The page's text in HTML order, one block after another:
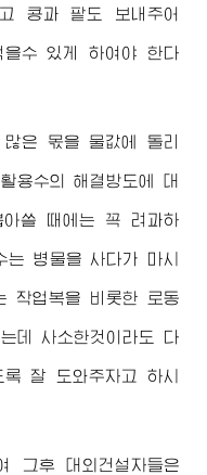
콩과 팥도 보내주어
을수 있게 하여야 한다
은 몫을 물값에 돌리
용수의 해결방도에 대
아쓸 때에는 꼭 려과하
병물을 사다가 마시
작업복을 비롯한 로동
데 사소한것이라도 다
잘 도와주자고 하시
그후 대외건설자들은